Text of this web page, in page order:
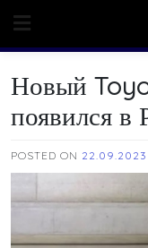
content
Новый
появился в
POSTED ON 22.09.2023